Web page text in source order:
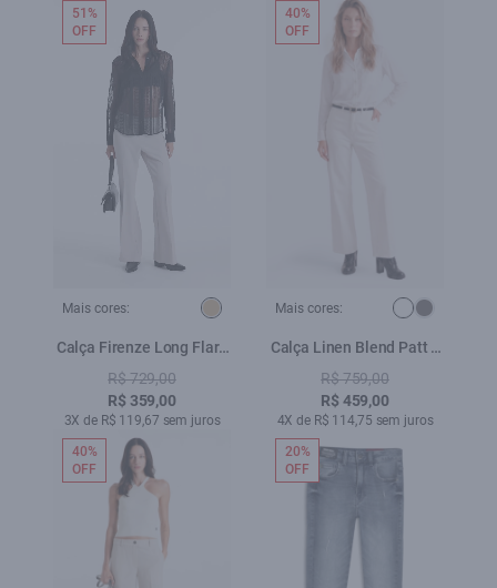
Mais cores:
Calça Firenze Long Flare
Bege
R$ 729,00
R$ 359,00
3X de R$ 119,67 sem juros
51%
OFF
Mais cores:
Calça Linen Blend Patt d
Eph b Faca Branco
R$ 759,00
R$ 459,00
4X de R$ 114,75 sem juros
40%
OFF
40%
OFF
20%
OFF